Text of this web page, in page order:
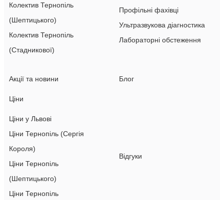
Колектив Тернопіль
(Шептицького)
Колектив Тернопіль
(Стадникової)
Профільні фахівці
Ультразвукова діагностика
Лабораторні обстеження
Ціни
Ціни у Львові
Ціни Тернопіль (Сергія
Короля)
Ціни Тернопіль
(Шептицького)
Ціни Тернопіль
Акції та новини Блог
Відгуки